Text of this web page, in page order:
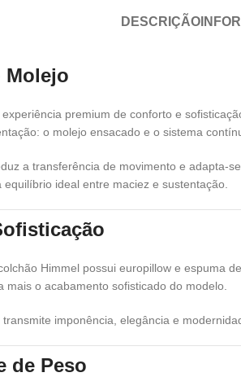
DESCRIÇÃO
Molejo
premium de conforto e
o molejo ensacado e o sistema
a transferência de movimento e adapta-
ideal entre maciez e sustentação.
Himmel possui europillow e espuma
o acabamento sofisticado do modelo.
imponência, elegância e
de Peso